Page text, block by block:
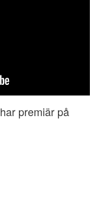
har premiär på